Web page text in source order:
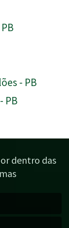
- PB
PB
dentro das